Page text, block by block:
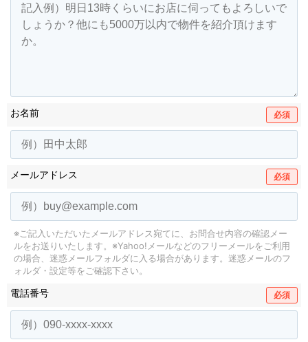
お名前 必須
メールアドレス 必須
※ご記入いただいたメールアドレス宛てに、お問合せ内容の確認メー
ルをお送りいたします。 ※Yahoo!メールなどのフリーメールをご利用
の場合、迷惑メールフォルダに入る場合があります。 迷惑メールのフ
ォルダ・設定等をご確認下さい。
電話番号 必須